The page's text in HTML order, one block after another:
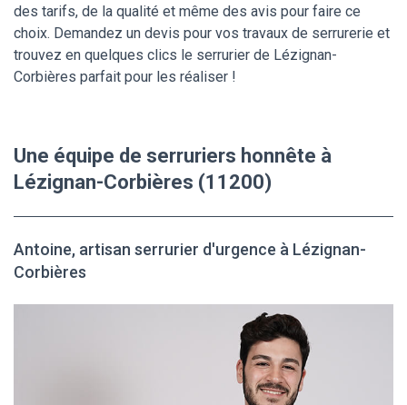
des tarifs, de la qualité et même des avis pour faire ce
choix. Demandez un devis pour vos travaux de serrurerie et
trouvez en quelques clics le serrurier de Lézignan-
Corbières parfait pour les réaliser !
Une équipe de serruriers honnête à
Lézignan-Corbières (11200)
Antoine, artisan serrurier d'urgence à Lézignan-
Corbières